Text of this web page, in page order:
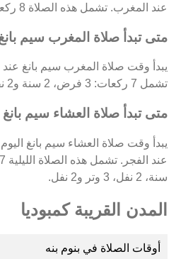
عند المغرب. تشمل هذه الصلاة 8 ركعات: 4 سنة و4 فرض.
متى تبدأ صلاة المغرب سيم
تشمل 7 ركعات: 3 فرض، 2 سنة و2 نفل.
متى تبدأ صلاة العشاء سيم
سنة، 2 نفل، 3 وتر و2 نفل.
المدن القريبة كمبوديا
أوقات الصلاة في بنوم بنه